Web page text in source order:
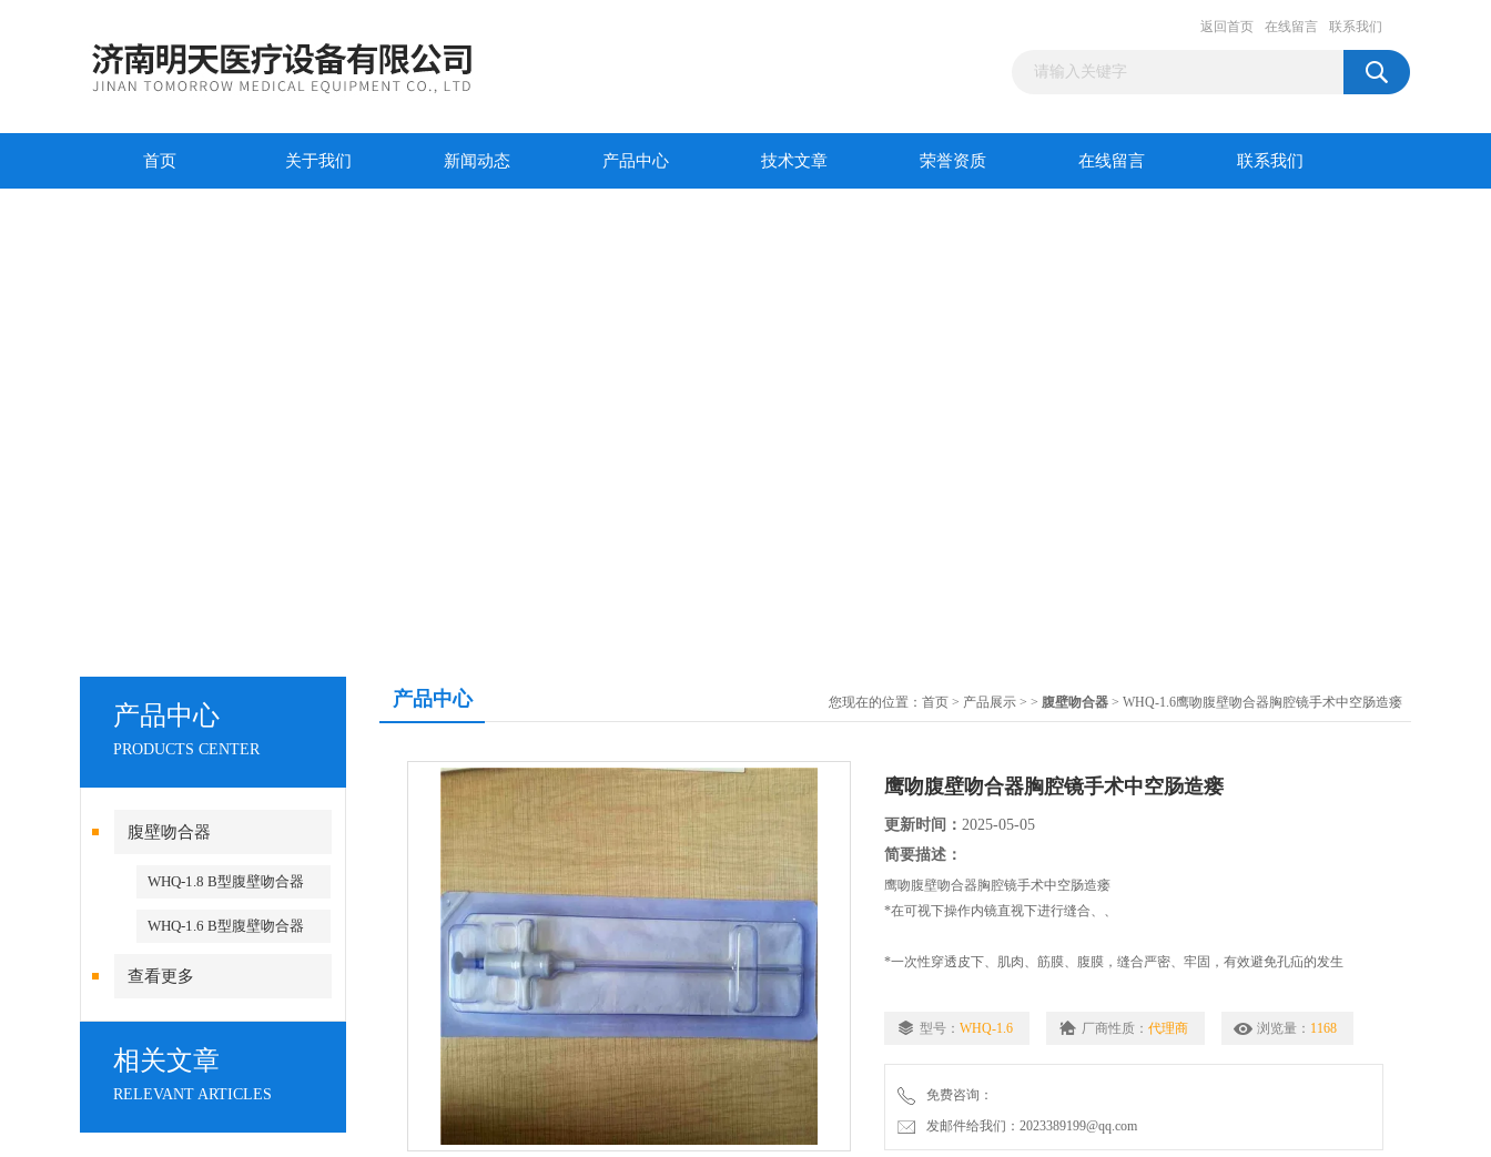
返回首页 在线留言 联系我们
首页 关于我们 新闻动态 产品中心 技术文章 荣誉资质 在线留言 联系我们
产品中心
PRODUCTS CENTER
腹壁吻合器
WHQ-1.8 B型腹壁吻合器
WHQ-1.6 B型腹壁吻合器
查看更多
相关文章
RELEVANT ARTICLES
产品中心 您现在的位置： 首页 > 产品展示 > > 腹壁吻合器 > WHQ-1.6鹰吻腹壁吻合器胸腔镜手术中空肠造瘘
鹰吻腹壁吻合器胸腔镜手术中空肠造瘘
更新时间： 2025-05-05
简要描述：
鹰吻腹壁吻合器胸腔镜手术中空肠造瘘
*在可视下操作内镜直视下进行缝合、、
*一次性穿透皮下、肌肉、筋膜、腹膜，缝合严密、牢固，有效避免孔疝的发生
*“由内而外"的缝合方法，使腹壁更易收拢
型号： WHQ-1.6 厂商性质： 代理商 浏览量： 1168
免费咨询：
发邮件给我们：2023389199@qq.com